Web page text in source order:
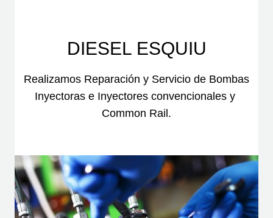
DIESEL ESQUIU
Realizamos Reparación y Servicio de Bombas
Inyectoras e Inyectores convencionales y
Common Rail.